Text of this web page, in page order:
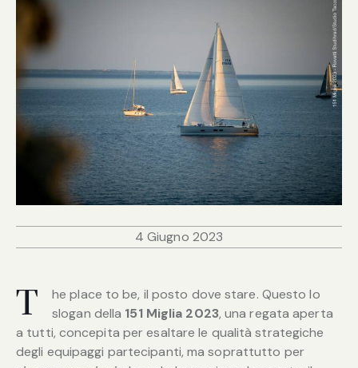
4 Giugno 2023
T
he place to be, il posto dove stare. Questo lo
slogan della 151 Miglia 2023, una regata aperta
a tutti, concepita per esaltare le qualità strategiche
degli equipaggi partecipanti, ma soprattutto per